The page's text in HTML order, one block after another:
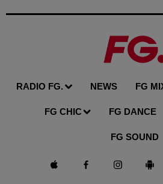
RADIO FG. NEWS FG
FG CHIC FG DANCE
FG SOUND